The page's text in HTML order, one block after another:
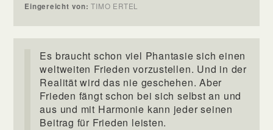
Eingereicht von:TIMO ERTEL
Es braucht schon viel Phantasie sich einen
weltweiten Frieden vorzustellen. Und in der
Realität wird das nie geschehen. Aber
Frieden fängt schon bei sich selbst an und
aus und mit Harmonie kann jeder seinen
Beitrag für Frieden leisten.